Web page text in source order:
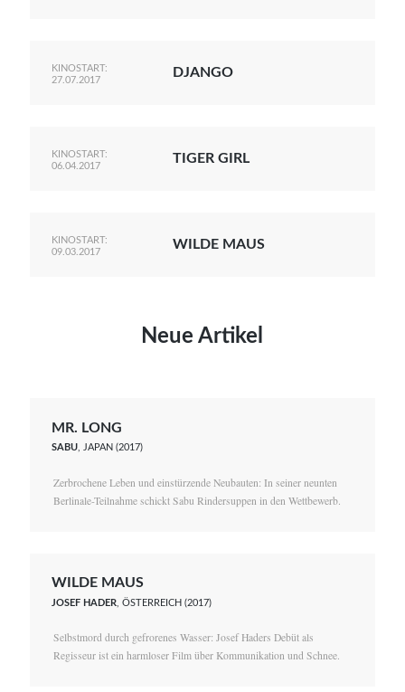
KINOSTART:
27.07.2017
DJANGO
KINOSTART:
06.04.2017
TIGER GIRL
KINOSTART:
09.03.2017
WILDE MAUS
Neue Artikel
MR. LONG
SABU, JAPAN (2017)
Zerbrochene Leben und einstürzende Neubauten: In seiner neunten
Berlinale-Teilnahme schickt Sabu Rindersuppen in den Wettbewerb.
WILDE MAUS
JOSEF HADER , ÖSTERREICH (2017)
Selbstmord durch gefrorenes Wasser: Josef Haders Debüt als
Regisseur ist ein harmloser Film über Kommunikation und Schnee.